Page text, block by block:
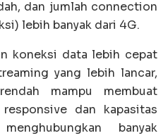
dan jumlah connection
lebih banyak dari 4G.
koneksi data lebih cepat
yang lebih lancar,
mampu membuat
dan kapasitas
banyak